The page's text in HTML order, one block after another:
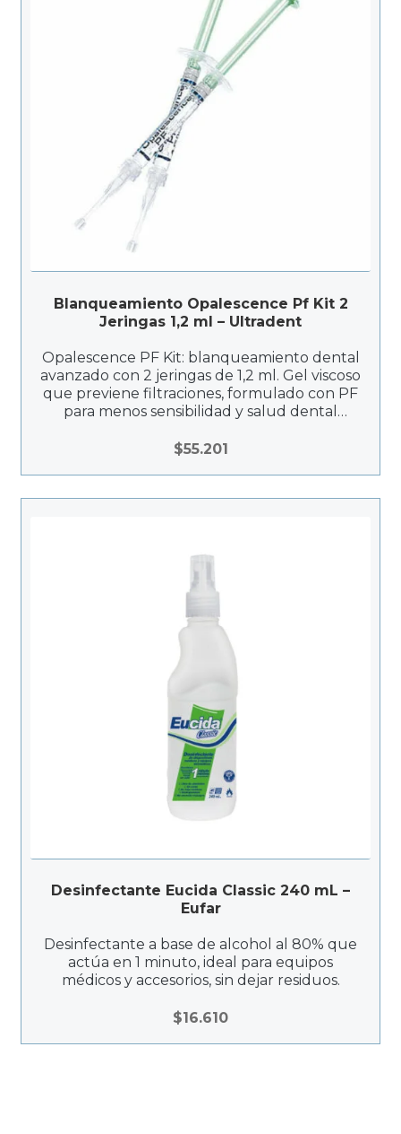
Blanqueamiento Opalescence Pf Kit 2
Jeringas 1,2 ml – Ultradent
Opalescence PF Kit: blanqueamiento dental
avanzado con 2 jeringas de 1,2 ml. Gel viscoso
que previene filtraciones, formulado con PF
para menos sensibilidad y salud dental
resultados duraderos y tonalidad estable.
$55.201
Desinfectante Eucida Classic 240 mL –
Eufar
Desinfectante a base de alcohol al 80% que
actúa en 1 minuto, ideal para equipos
médicos y accesorios, sin dejar residuos.
$16.610